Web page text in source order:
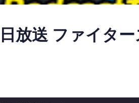
放送 ファイタ